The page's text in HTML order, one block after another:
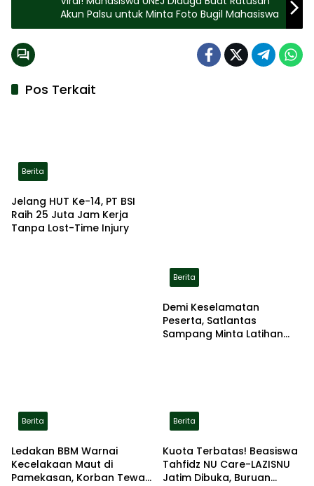
Akun Palsu untuk Minta Foto Bugil Mahasiswa
Pos Terkait
Berita
Jelang HUT Ke-14, PT BSI
Raih 25 Juta Jam Kerja
Tanpa Lost-Time Injury
Berita
Demi Keselamatan
Peserta, Satlantas
Sampang Minta Latihan
Berita
Ledakan BBM Warnai
Kecelakaan Maut di
Pamekasan, Korban Tewas
Berita
Kuota Terbatas! Beasiswa
Tahfidz NU Care-LAZISNU
Jatim Dibuka, Buruan